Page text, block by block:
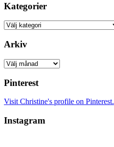
Kategorier
Kategorier
Arkiv
Arkiv
Pinterest
Visit Christine's profile on Pinterest.
Instagram